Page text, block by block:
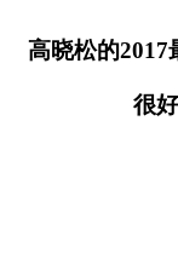
高晓松的2017
很